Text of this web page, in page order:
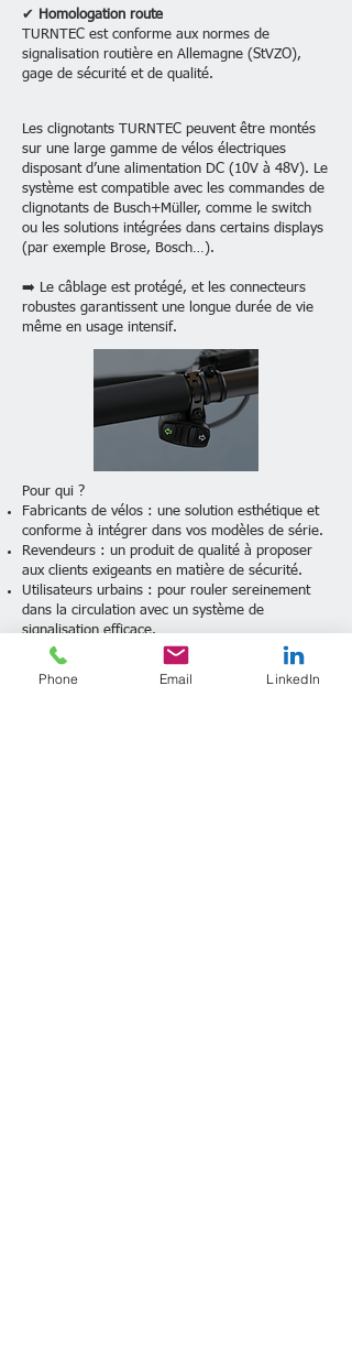
✔ Homologation route
TURNTEC est conforme aux normes de
signalisation routière en Allemagne (StVZO),
gage de sécurité et de qualité.
Les clignotants TURNTEC peuvent être montés
sur une large gamme de vélos électriques
disposant d’une alimentation DC (10V à 48V). Le
système est compatible avec les commandes de
clignotants de Busch+Müller, comme le switch
ou les solutions intégrées dans certains displays
(par exemple Brose, Bosch…).
➡️ Le câblage est protégé, et les connecteurs
robustes garantissent une longue durée de vie
même en usage intensif.
Pour qui ?
Fabricants de vélos : une solution esthétique et
conforme à intégrer dans vos modèles de série.
Revendeurs : un produit de qualité à proposer
aux clients exigeants en matière de sécurité.
Utilisateurs urbains : pour rouler sereinement
dans la circulation avec un système de
signalisation efficace.
Phone Email LinkedIn